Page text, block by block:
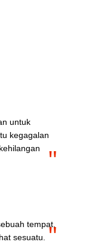
untuk
kegagalan
tempat,
sesuatu.